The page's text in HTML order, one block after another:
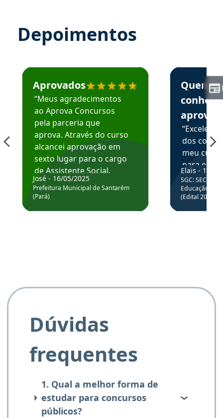
Depoimentos
Estudante José recomenda o Aprova Concursos em
Aprovados
“Meus agradecimentos
ao Aprova Concursos
pela parceria que
aprova. Através do curso
alcancei aprovação em
sexto lugar para o cargo
de Assistente Social.
Hoje estou atuando na
Prefeitura de Santarém.
José - 16/05/2025
Prefeitura Municipal de Santarém
(Pará)
Estudante
Quem
aprova
dos
meu
para
colocar
através
de
Elais - 15/
SGC: SEC BA
Educação
(Edital
Dúvidas
frequentes
1. Qual a melhor forma de
estudar para concursos
públicos?